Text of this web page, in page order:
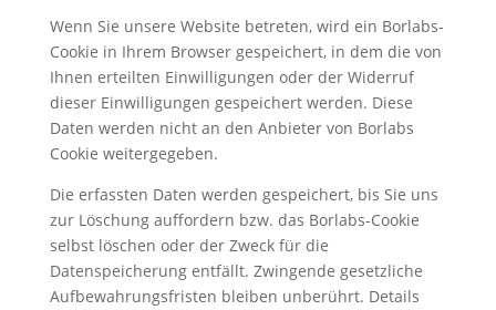
Wenn Sie unsere Website betreten, wird ein Borlabs-
Cookie in Ihrem Browser gespeichert, in dem die von
Ihnen erteilten Einwilligungen oder der Widerruf
dieser Einwilligungen gespeichert werden. Diese
Daten werden nicht an den Anbieter von Borlabs
Cookie weitergegeben.
Die erfassten Daten werden gespeichert, bis Sie uns
zur Löschung auffordern bzw. das Borlabs-Cookie
selbst löschen oder der Zweck für die
Datenspeicherung entfällt. Zwingende gesetzliche
Aufbewahrungsfristen bleiben unberührt. Details